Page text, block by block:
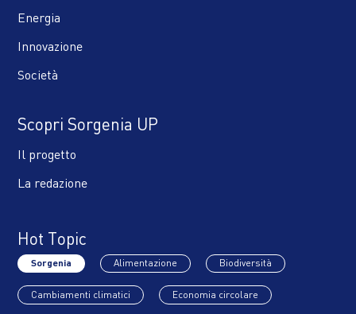
Energia
Innovazione
Società
Scopri Sorgenia UP
Il progetto
La redazione
Hot Topic
Sorgenia Alimentazione Biodiversità
Cambiamenti climatici Economia circolare